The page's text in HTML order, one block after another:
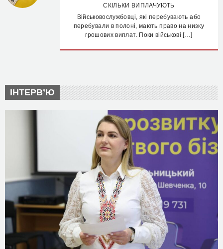
СКІЛЬКИ ВИПЛАЧУЮТЬ
Військовослужбовці, які перебувають або
перебували в полоні, мають право на низку
грошових виплат. Поки військові […]
ІНТЕРВ’Ю